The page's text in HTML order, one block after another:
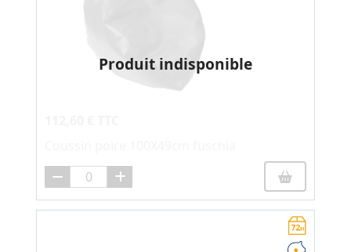
Produit indisponible